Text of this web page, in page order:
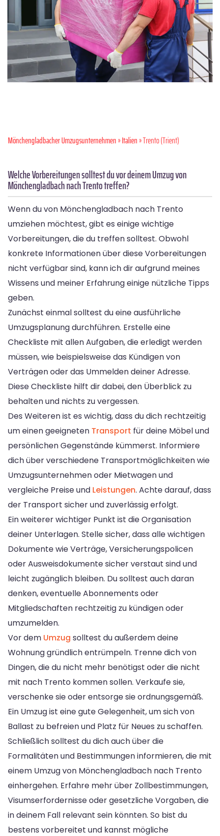
Mönchen­gladbacher Umzugsunternehmen»Italien» Trento (Trient)
Welche Vorbereitungen solltest du vor deinem Umzug von
Mönchengladbach nach Trento treffen?
Wenn du von Mönchengladbach nach Trento
umziehen möchtest, gibt es einige wichtige
Vorbereitungen, die du treffen solltest. Obwohl
konkrete Informationen über diese Vorbereitungen
nicht verfügbar sind, kann ich dir aufgrund meines
Wissens und meiner Erfahrung einige nützliche Tipps
geben.
Zunächst einmal solltest du eine ausführliche
Umzugsplanung durchführen. Erstelle eine
Checkliste mit allen Aufgaben, die erledigt werden
müssen, wie beispielsweise das Kündigen von
Verträgen oder das Ummelden deiner Adresse.
Diese Checkliste hilft dir dabei, den Überblick zu
behalten und nichts zu vergessen.
Des Weiteren ist es wichtig, dass du dich rechtzeitig
um einen geeigneten Transport für deine Möbel und
persönlichen Gegenstände kümmerst. Informiere
dich über verschiedene Transportmöglichkeiten wie
Umzugsunternehmen oder Mietwagen und
vergleiche Preise und Leistungen. Achte darauf, dass
der Transport sicher und zuverlässig erfolgt.
Ein weiterer wichtiger Punkt ist die Organisation
deiner Unterlagen. Stelle sicher, dass alle wichtigen
Dokumente wie Verträge, Versicherungspolicen
oder Ausweisdokumente sicher verstaut sind und
leicht zugänglich bleiben. Du solltest auch daran
denken, eventuelle Abonnements oder
Mitgliedschaften rechtzeitig zu kündigen oder
umzumelden.
Vor dem Umzug solltest du außerdem deine
Wohnung gründlich entrümpeln. Trenne dich von
Dingen, die du nicht mehr benötigst oder die nicht
mit nach Trento kommen sollen. Verkaufe sie,
verschenke sie oder entsorge sie ordnungsgemäß.
Ein Umzug ist eine gute Gelegenheit, um sich von
Ballast zu befreien und Platz für Neues zu schaffen.
Schließlich solltest du dich auch über die
Formalitäten und Bestimmungen informieren, die mit
einem Umzug von Mönchengladbach nach Trento
einhergehen. Erfahre mehr über Zollbestimmungen,
Visumserfordernisse oder gesetzliche Vorgaben, die
in deinem Fall relevant sein könnten. So bist du
bestens vorbereitet und kannst mögliche